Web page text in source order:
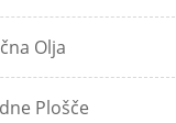
Olja
Plošče